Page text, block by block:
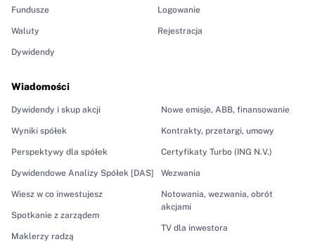
Fundusze
Waluty
Dywidendy
Wiadomości
Dywidendy i skup akcji
Wyniki spółek
Perspektywy dla spółek
Dywidendowe Analizy Spółek [DAS]
Wiesz w co inwestujesz
Spotkanie z zarządem
Maklerzy radzą
Nowe emisje, ABB, finansowanie
Kontrakty, przetargi, umowy
Certyfikaty Turbo (ING N.V.)
Wezwania
Notowania, wezwania, obrót
akcjami
TV dla inwestora
Logowanie
Rejestracja